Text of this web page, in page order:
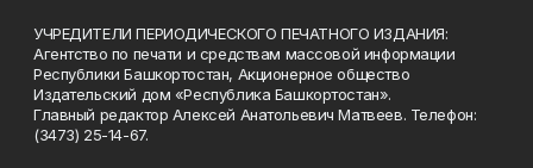
УЧРЕДИТЕЛИ ПЕРИОДИЧЕСКОГО ПЕЧАТНОГО ИЗДАНИЯ:
Агентство по печати и средствам массовой информации
Республики Башкортостан, Акционерное общество
Издательский дом «Республика Башкортостан».
Главный редактор Алексей Анатольевич Матвеев. Телефон:
(3473) 25-14-67.